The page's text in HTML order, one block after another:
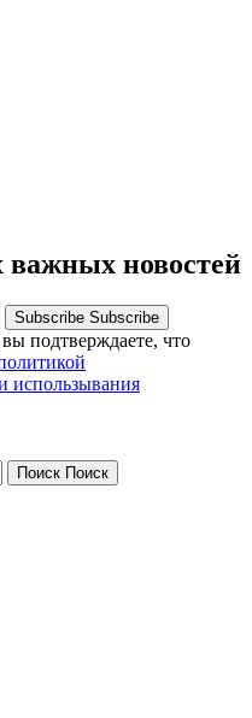
важных новостей
Subscribe Subscribe
подтверждаете, что
использывания
Поиск Поиск